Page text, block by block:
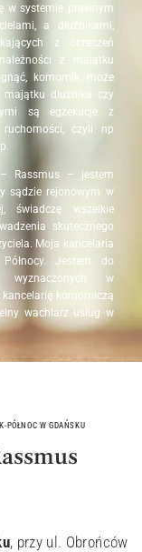
w systemie prawnym
a dłużnikami,
z orzeczeń
z majątku
komornik może
dłużnika czy
są egzekucje z
czyli np
Rassmus – jestem
sądzie rejonowym w
świadczę wszelkie
skutecznego
Moja kancelaria
Jestem do
wyznaczonych w
komorniczą
wachlarz usług w
PÓŁNOC W GDAŃSKU
, przy ul. Obrońców